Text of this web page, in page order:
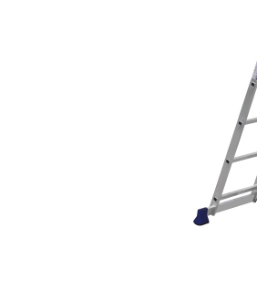
Подарочные сертификаты
Расходные материалы и